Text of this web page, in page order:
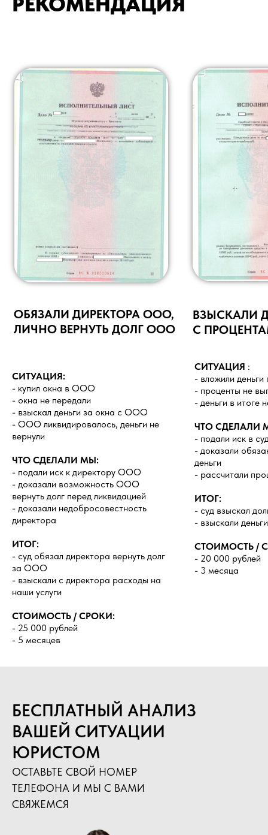
ОБЯЗАЛИ ДИРЕКТОРА ООО,
ЛИЧНО ВЕРНУТЬ ДОЛГ ООО
ВЗЫСКАЛИ
С
СИТУАЦИЯ:
- купил окна в ООО
- окна не передали
- взыскал деньги за окна с ООО
- ООО ликвидировалось, деньги не
вернули
ЧТО СДЕЛАЛИ МЫ:
- подали иск к директору ООО
- доказали возможность ООО
вернуть долг перед ликвидацией
- доказали недобросовестность
директора
ИТОГ:
- суд обязал директора вернуть долг
за ООО
- взыскали с директора расходы на
наши услуги
СТОИМОСТЬ / СРОКИ:
- 25 000 рублей
- 5 месяцев
СИТУАЦИЯ :
- вложили
- проценты не
- деньги в итоге
ЧТО СДЕЛАЛИ
- подали иск в
- доказали
деньги
- рассчитали
ИТОГ:
- суд взыскал
- взыскали
СТОИМОСТЬ /
- 20 000 рублей
- 3 месяца
БЕСПЛАТНЫЙ АНАЛИЗ
ВАШЕЙ СИТУАЦИИ
ЮРИСТОМ
ОСТАВЬТЕ СВОЙ НОМЕР
ТЕЛЕФОНА И МЫ С ВАМИ
СВЯЖЕМСЯ